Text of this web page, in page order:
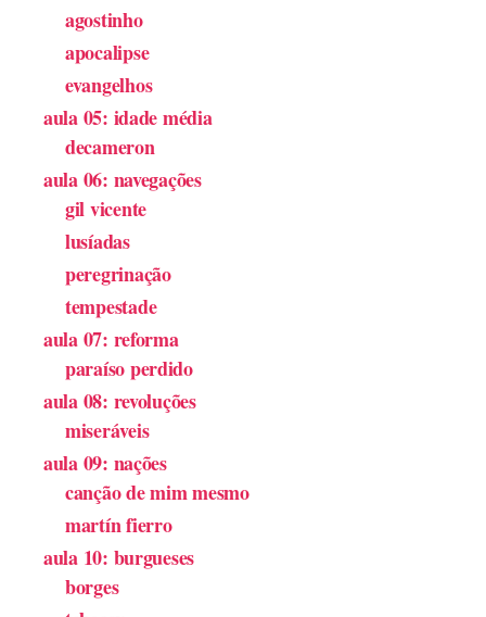
agostinho
apocalipse
evangelhos
aula 05: idade média
decameron
aula 06: navegações
gil vicente
lusíadas
peregrinação
tempestade
aula 07: reforma
paraíso perdido
aula 08: revoluções
miseráveis
aula 09: nações
canção de mim mesmo
martín fierro
aula 10: burgueses
borges